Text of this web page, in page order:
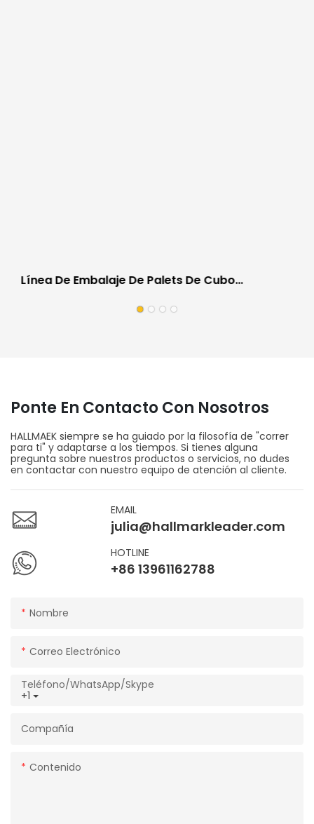
Línea De Embalaje De Palets De Cubo
Automotriz A Prueba De Rayones
Ponte En Contacto Con Nosotros
HALLMAEK siempre se ha guiado por la filosofía de "correr
para ti" y adaptarse a los tiempos. Si tienes alguna
pregunta sobre nuestros productos o servicios, no dudes
en contactar con nuestro equipo de atención al cliente.
EMAIL
julia@hallmarkleader.com
HOTLINE
+86 13961162788
Nombre
Correo Electrónico
+1
Teléfono/WhatsApp/Skype
Compañía
Contenido